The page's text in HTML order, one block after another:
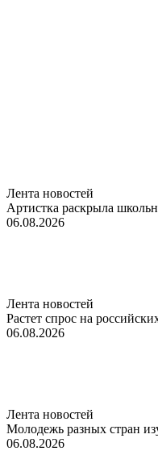
Лента новостей
Артистка раскрыла
06.08.2026
Лента новостей
Растет спрос на
06.08.2026
Лента новостей
Молодежь разных стран
06.08.2026